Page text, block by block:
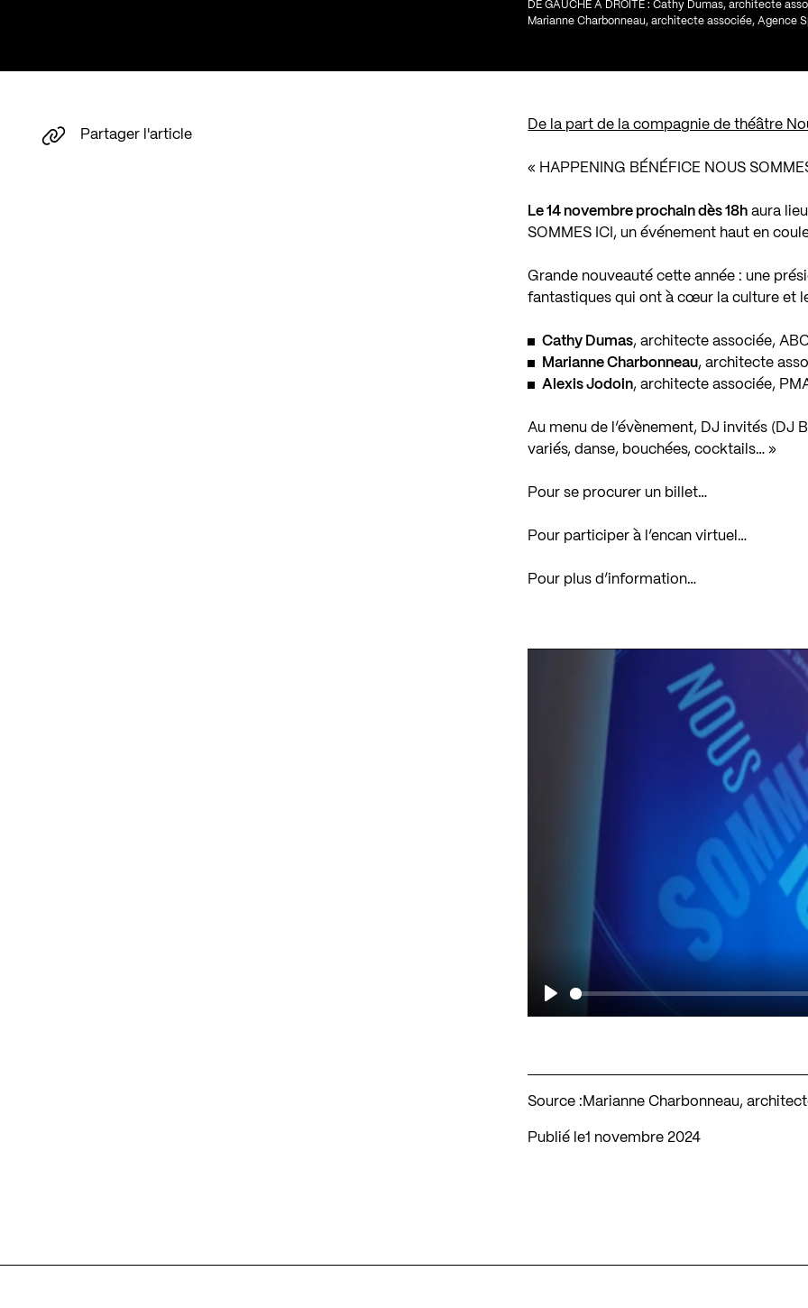
DE GAUCHE À DROITE : Cathy Dumas, architecte
Marianne Charbonneau, architecte associée, Agence
De la part de la compagnie de théâtre
« HAPPENING BÉNÉFICE NOUS
Le 14 novembre prochain dès 18h aura
SOMMES ICI, un événement haut en
Grande nouveauté cette année : une
fantastiques qui ont à cœur la culture et
Cathy Dumas, architecte associée,
Marianne Charbonneau, architecte
Alexis Jodoin, architecte associée,
Au menu de l’évènement, DJ invités (DJ
variés, danse, bouchées, cocktails… »
Pour se procurer un billet…
Pour participer à l’encan virtuel…
Pour plus d’information…
Play
Source : Marianne Charbonneau,
Publié le 1 novembre 2024
Partager l'article